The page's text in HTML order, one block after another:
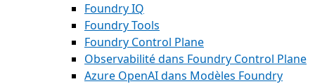
Foundry IQ
Foundry Tools
Foundry Control Plane
Observabilité dans Foundry Control Plane
Azure OpenAI dans Modèles Foundry